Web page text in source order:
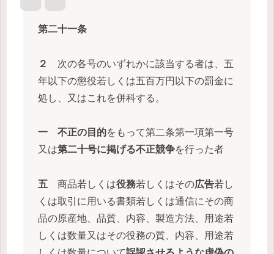
第二十一条
２
次の各号のいずれかに該当する者は、五
年以下の懲役若しくは五百万円以下の罰金に
処し、又はこれを併科する。
一 不正の目的をもって第二条第一項第一号
又は第二十号に掲げる不正競争を行った者
五商品若しくは役務若しくはその広告若し
くは取引に用いる書類若しくは通信にその商
品の原産地、品質、内容、製造方法、用途若
しくは数量又はその役務の質、内容、用途若